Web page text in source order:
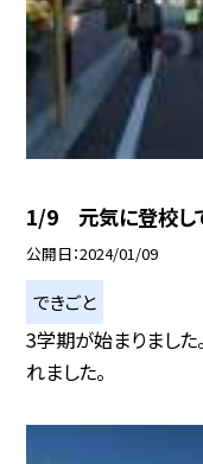
1/9 元気に登校して
公開日 2024/01/09
できごと
3学期が始まりました
れました。